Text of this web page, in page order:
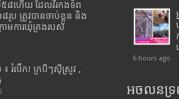
ៃទី៥៨ហើយ ដែលវីរកងទ័ព
រូប ត្រូវបានចាប់ខ្លួន និង
ោមការឃុំគ្រងរបស់
៖ រំលឹក! ក្របីៗស៊ីស្រូវ ,
6 hours ago
អចលនទ្រ